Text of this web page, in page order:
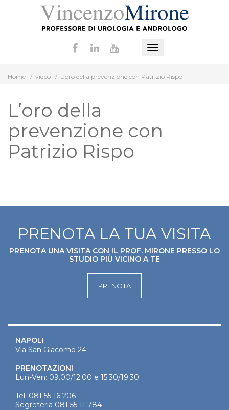
Mostra
nascondi
Home / video / L’oro della prevenzione con Patrizio Rispo
L’oro della
prevenzione con
Patrizio Rispo
PRENOTA LA TUA VISITA
PRENOTA UNA VISITA CON IL PROF. MIRONE PRESSO LO
STUDIO PIÙ VICINO A TE
PRENOTA
NAPOLI
Via San Giacomo 24
PRENOTAZIONI
Lun-Ven: 09.00/12.00 e 15.30/19.30
Tel. 081 55 16 206
Segreteria 081 55 11 784